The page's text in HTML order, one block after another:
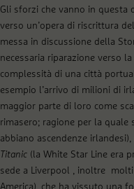
Gli sforzi che vanno in questa
verso un’opera di riscrittura
messa in discussione della
necessaria riparazione verso
complessità di una città
esempio l’arrivo di milioni di
maggior parte di loro come
rimasero; ragione per la quale
abbiano ascendenze
Titanic (la White Star Line era
sede a Liverpool , inoltre
America), che ha vissuto una